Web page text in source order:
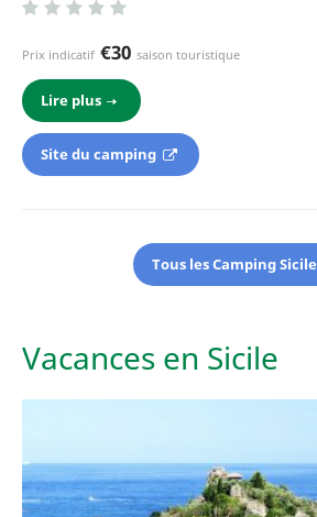
Prix indicatif €30 saison touristique
Lire plus
Site du camping
Tous les Camping Sicile
Vacances en Sicile